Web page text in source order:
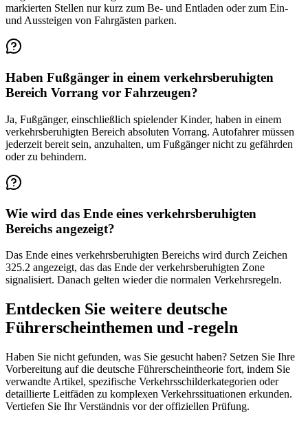
markierten Stellen nur kurz zum Be- und Entladen oder zum Ein-
und Aussteigen von Fahrgästen parken.
Haben Fußgänger in einem verkehrsberuhigten
Bereich Vorrang vor Fahrzeugen?
Ja, Fußgänger, einschließlich spielender Kinder, haben in einem
verkehrsberuhigten Bereich absoluten Vorrang. Autofahrer müssen
jederzeit bereit sein, anzuhalten, um Fußgänger nicht zu gefährden
oder zu behindern.
Wie wird das Ende eines verkehrsberuhigten
Bereichs angezeigt?
Das Ende eines verkehrsberuhigten Bereichs wird durch Zeichen
325.2 angezeigt, das das Ende der verkehrsberuhigten Zone
signalisiert. Danach gelten wieder die normalen Verkehrsregeln.
Entdecken Sie weitere deutsche
Führerscheinthemen und -regeln
Haben Sie nicht gefunden, was Sie gesucht haben? Setzen Sie Ihre
Vorbereitung auf die deutsche Führerscheintheorie fort, indem Sie
verwandte Artikel, spezifische Verkehrsschilderkategorien oder
detaillierte Leitfäden zu komplexen Verkehrssituationen erkunden.
Vertiefen Sie Ihr Verständnis vor der offiziellen Prüfung.